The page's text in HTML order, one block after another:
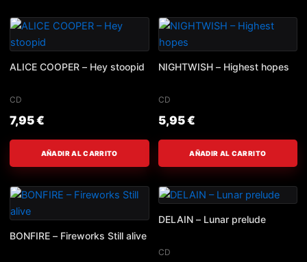
ALICE COOPER – Hey stoopid
CD
7,95€
AÑADIR AL CARRITO
NIGHTWISH – Highest hopes
CD
5,95€
AÑADIR AL CARRITO
BONFIRE – Fireworks Still alive
DELAIN – Lunar prelude
CD